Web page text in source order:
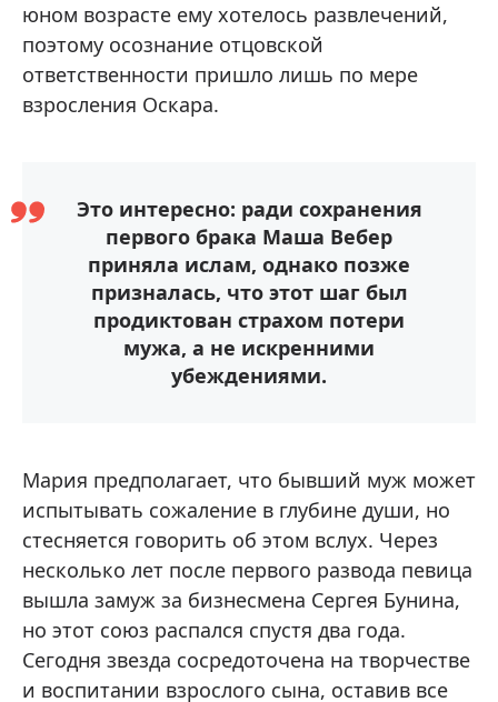
юном возрасте ему хотелось развлечений,
поэтому осознание отцовской
ответственности пришло лишь по мере
взросления Оскара.
Это интересно: ради сохранения
первого брака Маша Вебер
приняла ислам, однако позже
призналась, что этот шаг был
продиктован страхом потери
мужа, а не искренними
убеждениями.
Мария предполагает, что бывший муж может
испытывать сожаление в глубине души, но
стесняется говорить об этом вслух. Через
несколько лет после первого развода певица
вышла замуж за бизнесмена Сергея Бунина,
но этот союз распался спустя два года.
Сегодня звезда сосредоточена на творчестве
и воспитании взрослого сына, оставив все